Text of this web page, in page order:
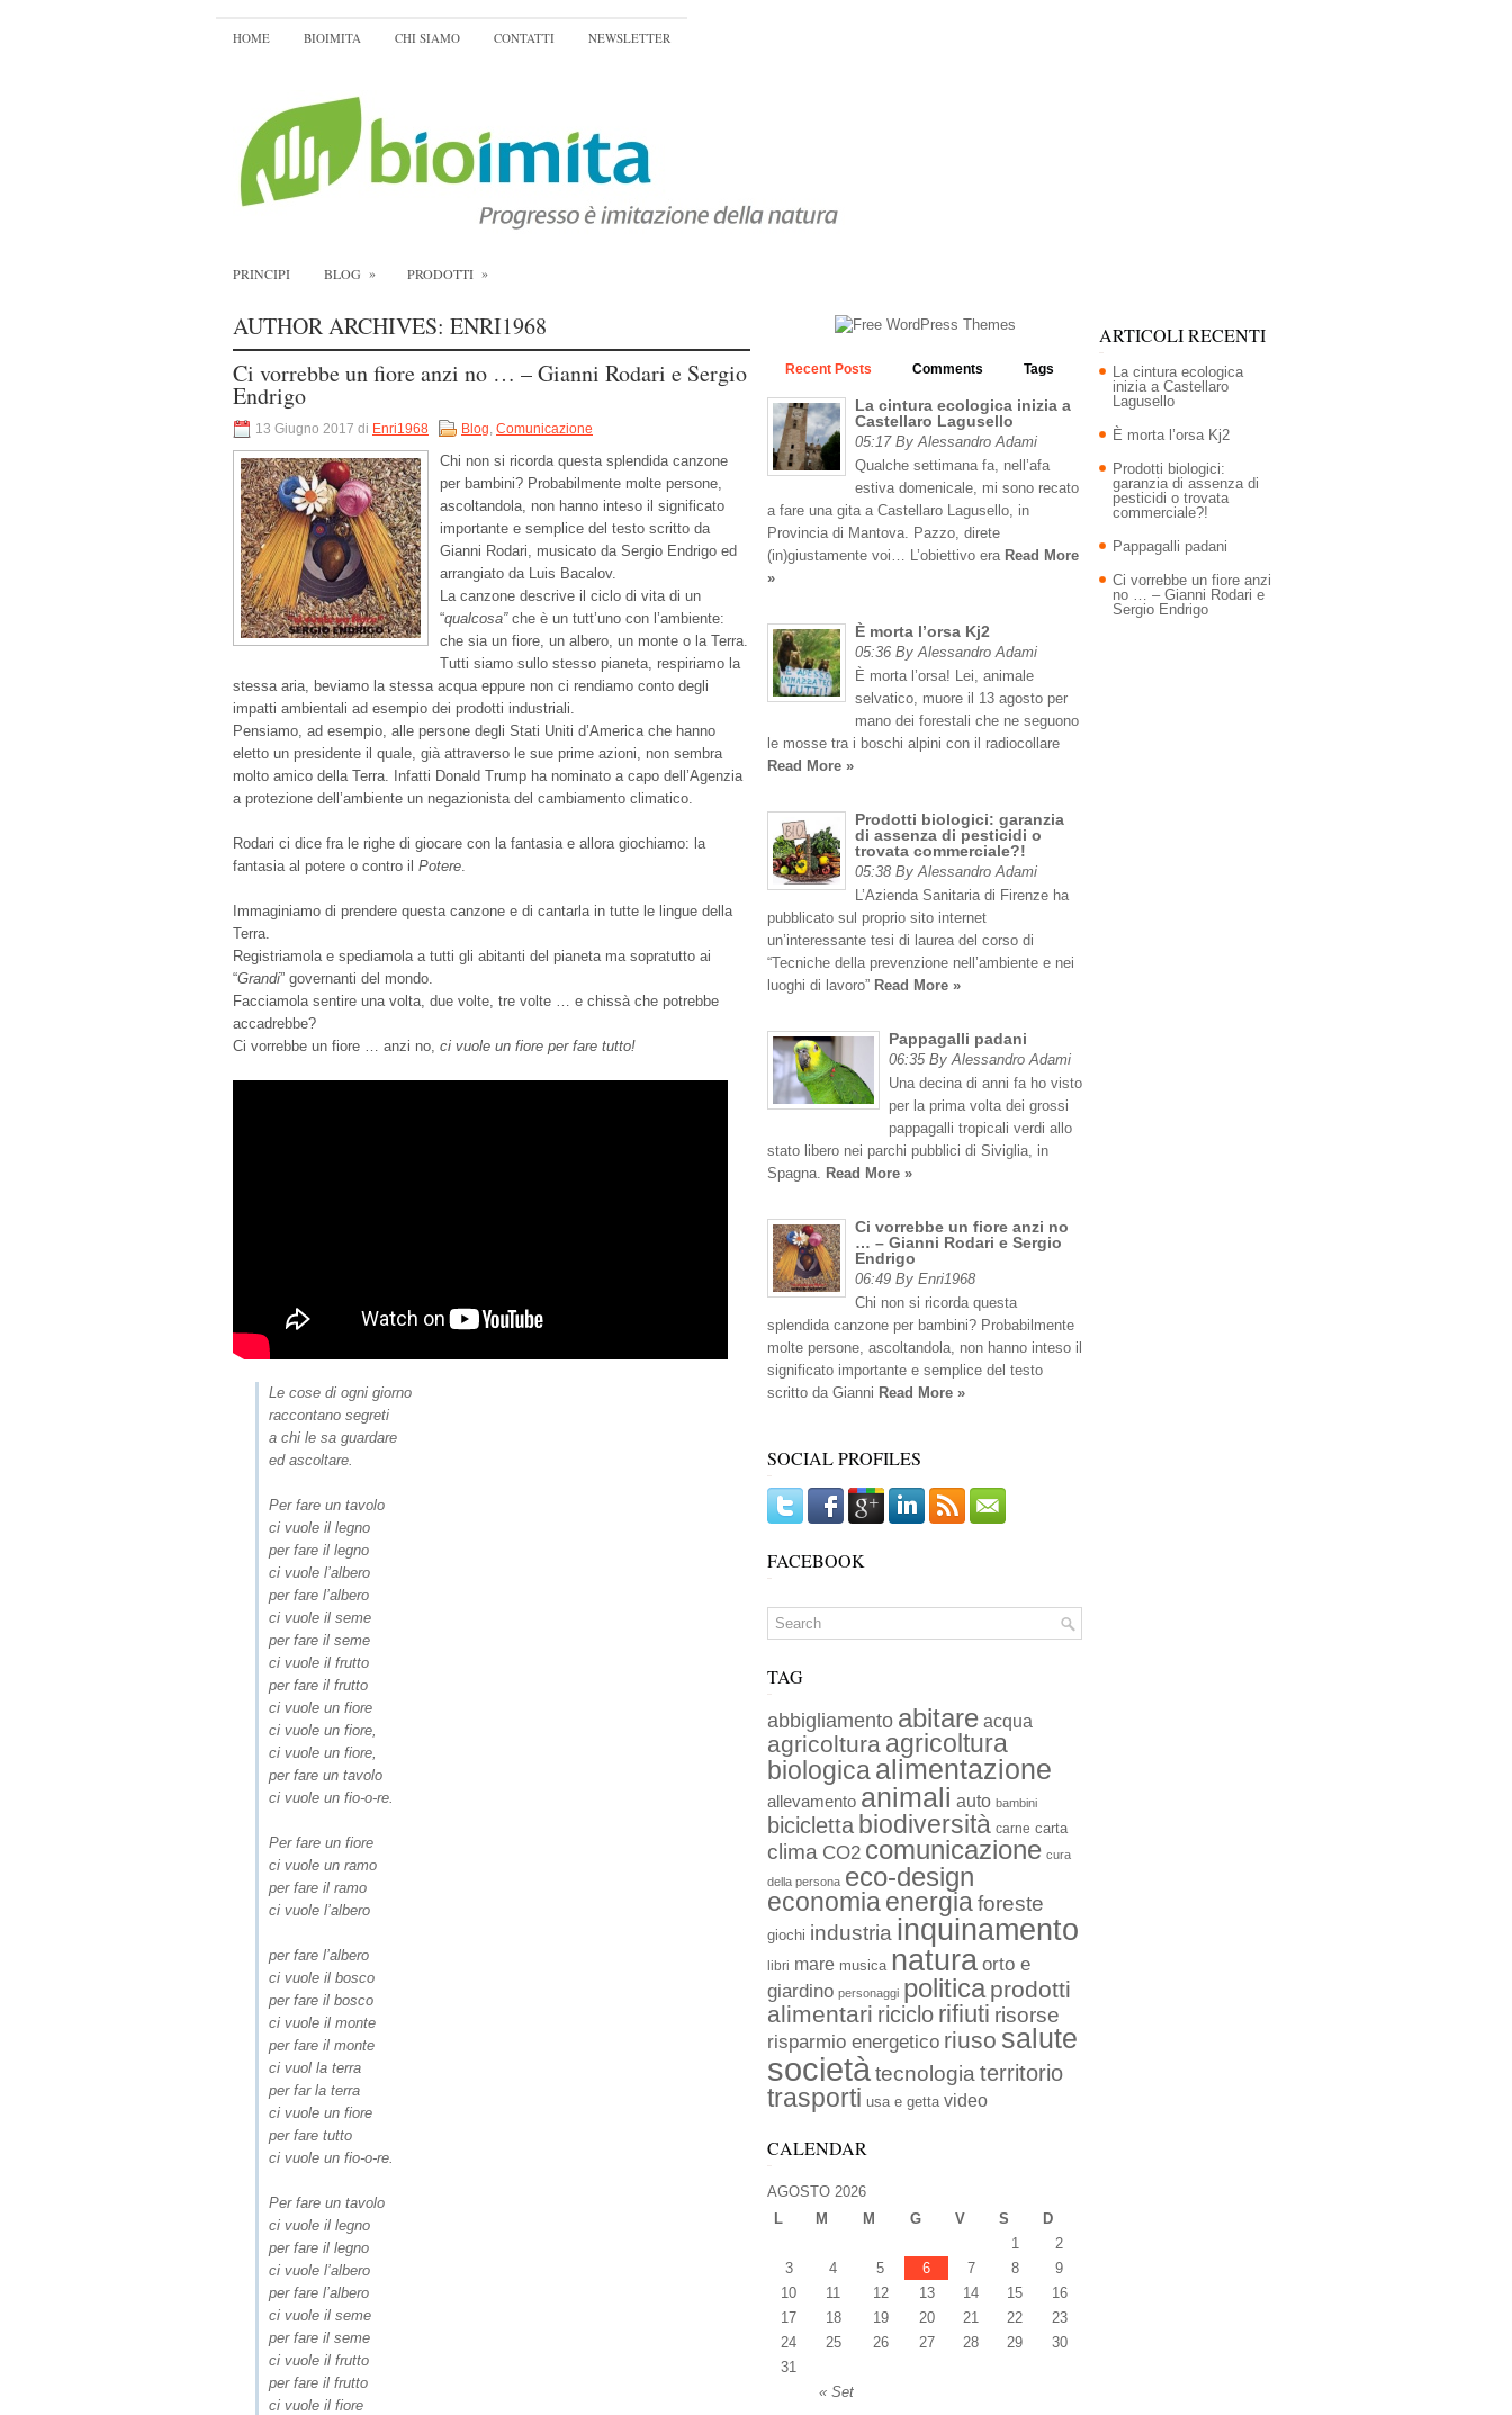
HOME BIOIMITA CHI SIAMO CONTATTI NEWSLETTER
PRINCIPI BLOG » PRODOTTI »
AUTHOR ARCHIVES: ENRI1968
Ci vorrebbe un fiore anzi no … – Gianni Rodari e Sergio
Endrigo
13 Giugno 2017 di Enri1968 Blog, Comunicazione
Chi non si ricorda questa splendida canzone
per bambini? Probabilmente molte persone,
ascoltandola, non hanno inteso il significato
importante e semplice del testo scritto da
Gianni Rodari, musicato da Sergio Endrigo ed
arrangiato da Luis Bacalov.
La canzone descrive il ciclo di vita di un
“qualcosa”che è un tutt’uno con l’ambiente:
che sia un fiore, un albero, un monte o la Terra.
Tutti siamo sullo stesso pianeta, respiriamo la
stessa aria, beviamo la stessa acqua eppure non ci rendiamo conto degli
impatti ambientali ad esempio dei prodotti industriali.
Pensiamo, ad esempio, alle persone degli Stati Uniti d’America che hanno
eletto un presidente il quale, già attraverso le sue prime azioni, non sembra
molto amico della Terra. Infatti Donald Trump ha nominato a capo dell’Agenzia
a protezione dell’ambiente un negazionista del cambiamento climatico.
Rodari ci dice fra le righe di giocare con la fantasia e allora giochiamo: la
fantasia al potere o contro il Potere.
Immaginiamo di prendere questa canzone e di cantarla in tutte le lingue della
Terra.
Registriamola e spediamola a tutti gli abitanti del pianeta ma sopratutto ai
“Grandi” governanti del mondo.
Facciamola sentire una volta, due volte, tre volte … e chissà che potrebbe
accadrebbe?
Ci vorrebbe un fiore … anzi no, ci vuole un fiore per fare tutto!
Le cose di ogni giorno
raccontano segreti
a chi le sa guardare
ed ascoltare.
Per fare un tavolo
ci vuole il legno
per fare il legno
ci vuole l’albero
per fare l’albero
ci vuole il seme
per fare il seme
ci vuole il frutto
per fare il frutto
ci vuole un fiore
ci vuole un fiore,
ci vuole un fiore,
per fare un tavolo
ci vuole un fio-o-re.
Per fare un fiore
ci vuole un ramo
per fare il ramo
ci vuole l’albero
per fare l’albero
ci vuole il bosco
per fare il bosco
ci vuole il monte
per fare il monte
ci vuol la terra
per far la terra
ci vuole un fiore
per fare tutto
ci vuole un fio-o-re.
Per fare un tavolo
ci vuole il legno
per fare il legno
ci vuole l’albero
per fare l’albero
ci vuole il seme
per fare il seme
ci vuole il frutto
per fare il frutto
ci vuole il fiore
Recent Posts Comments Tags
La cintura ecologica inizia a
Castellaro Lagusello
05:17 By Alessandro Adami
Qualche settimana fa, nell’afa
estiva domenicale, mi sono recato
a fare una gita a Castellaro Lagusello, in
Provincia di Mantova. Pazzo, direte
(in)giustamente voi… L’obiettivo era Read More
»
È morta l’orsa Kj2
05:36 By Alessandro Adami
È morta l’orsa! Lei, animale
selvatico, muore il 13 agosto per
mano dei forestali che ne seguono
le mosse tra i boschi alpini con il radiocollare
Read More »
Prodotti biologici: garanzia
di assenza di pesticidi o
trovata commerciale?!
05:38 By Alessandro Adami
L’Azienda Sanitaria di Firenze ha
pubblicato sul proprio sito internet
un’interessante tesi di laurea del corso di
“Tecniche della prevenzione nell’ambiente e nei
luoghi di lavoro” Read More »
Pappagalli padani
06:35 By Alessandro Adami
Una decina di anni fa ho visto
per la prima volta dei grossi
pappagalli tropicali verdi allo
stato libero nei parchi pubblici di Siviglia, in
Spagna. Read More »
Ci vorrebbe un fiore anzi no
… – Gianni Rodari e Sergio
Endrigo
06:49 By Enri1968
Chi non si ricorda questa
splendida canzone per bambini? Probabilmente
molte persone, ascoltandola, non hanno inteso il
significato importante e semplice del testo
scritto da Gianni Read More »
SOCIAL PROFILES
FACEBOOK
TAG
abbigliamento abitare acqua
agricoltura agricoltura
biologica alimentazione
allevamento animali auto bambini
bicicletta biodiversità carne carta
clima CO2 comunicazione cura
della persona eco-design
economia energiaforeste
giochi industria inquinamento
libri mare musica natura orto e
giardino personaggi politica prodotti
alimentari riciclo rifiuti risorse
risparmio energetico riuso salute
societàtecnologia territorio
trasporti usa e getta video
CALENDAR
AGOSTO 2026
L
M M G V S D
« Set
1
2
3
4 5 6 7 8
9
10
11 12 13 14 15
16
17
18 19 20 21 22
23
24
25 26 27 28 29
30
31
ARTICOLI RECENTI
La cintura ecologica
inizia a Castellaro
Lagusello
È morta l’orsa Kj2
Prodotti biologici:
garanzia di assenza di
pesticidi o trovata
commerciale?!
Pappagalli padani
Ci vorrebbe un fiore anzi
no … – Gianni Rodari e
Sergio Endrigo